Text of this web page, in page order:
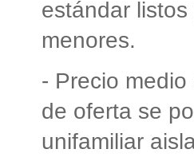
estándar
menores.
- Precio
de oferta se
unifamiliar